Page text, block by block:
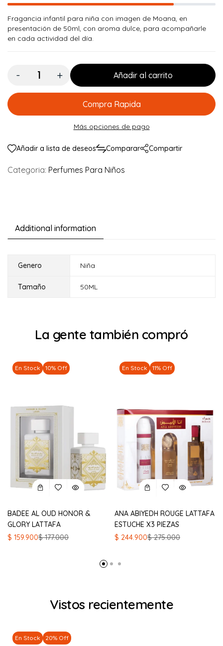
Fragancia infantil para niña con imagen de Moana, en
presentación de 50ml, con aroma dulce, para acompañarle
en cada actividad del día.
Cantidad:
Añadir al carrito
Compra Rapida
Más opciones de pago
Añadir a lista de deseos Comparar Compartir
Categoria: Perfumes Para Niños
Additional information
Genero Niña
Tamaño 50ML
La gente también compró
En Stock 10% Off
BADEE AL OUD HONOR &
GLORY LATTAFA
$177.000
El
$ 159.900
El
En Stock 11% Off
ANA ABIYEDH ROUGE LATTAFA
ESTUCHE X3 PIEZAS
$275.000
El
era:
$ 244.900
El
es:
Vistos recientemente
En Stock 20% Off